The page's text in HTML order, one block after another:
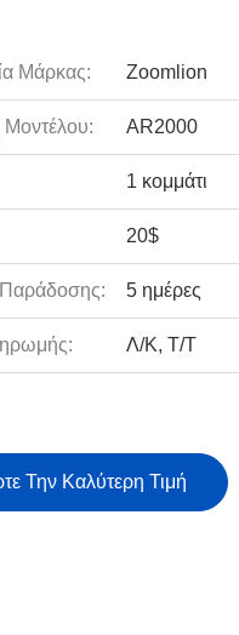
Μάρκας: Zoomlion
Μοντέλου: AR2000
1 κομμάτι
20$
5 ημέρες
Λ/Κ, Τ/Τ
Την Καλύτερη Τιμή